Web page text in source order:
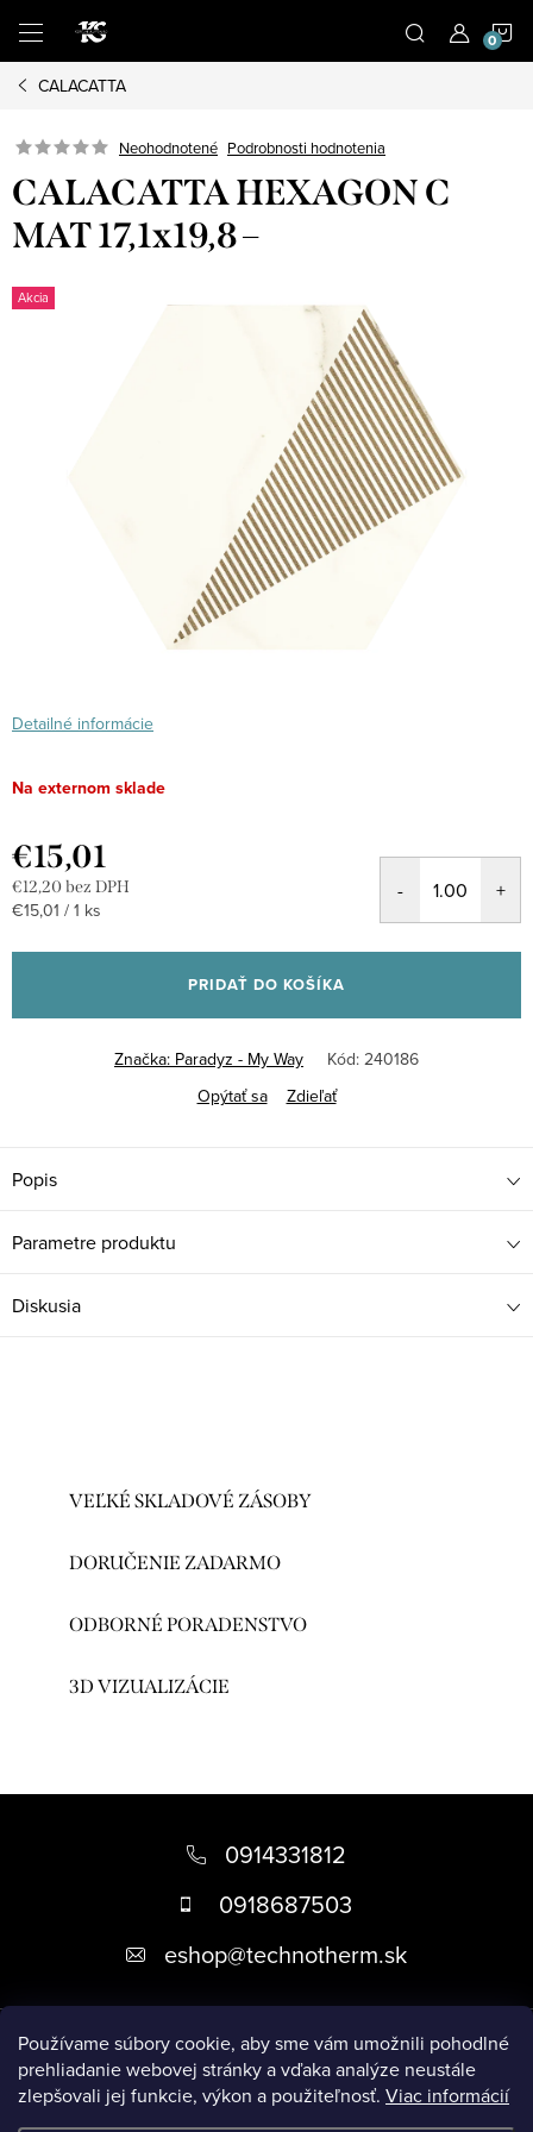
Používame súbory cookie, aby sme vám umožnili pohodlné
prehliadanie webovej stránky a vďaka analýze neustále
zlepšovali jej funkcie, výkon a použiteľnosť. Viac informácií
obsah
CALACATTA
Neohodnotené Podrobnosti hodnotenia
CALACATTA HEXAGON C
MAT 17,1x19,8 –
Akcia
Detailné informácie
Na externom sklade
€15,01
€12,20 bez DPH
Jednotková
€15,01 / 1 ks
PRIDAŤ DO KOŠÍKA
Značka: Paradyz - My Way Kód: 240186
Opýtať sa
Zdieľať
Popis
Parametre produktu
Diskusia
VEĽKÉ SKLADOVÉ ZÁSOBY
DORUČENIE ZADARMO
ODBORNÉ PORADENSTVO
3D VIZUALIZÁCIE
i
0914331812
0918687503
eshop@technotherm.sk
Informácie
Prijímame online platby